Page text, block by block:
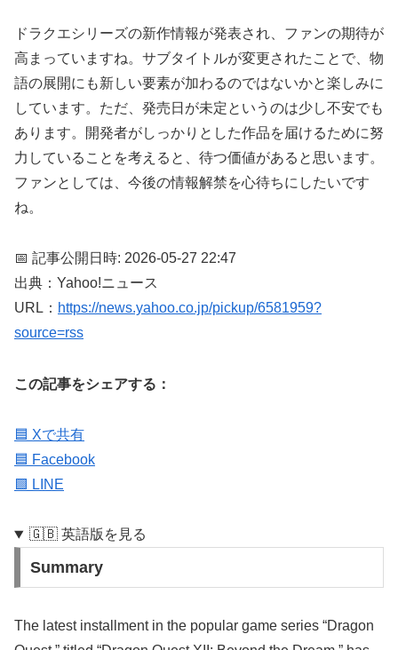
ドラクエシリーズの新作情報が発表され、ファンの期待が
高まっていますね。サブタイトルが変更されたことで、物
語の展開にも新しい要素が加わるのではないかと楽しみに
しています。ただ、発売日が未定というのは少し不安でも
あります。開発者がしっかりとした作品を届けるために努
力していることを考えると、待つ価値があると思います。
ファンとしては、今後の情報解禁を心待ちにしたいです
ね。
📅 記事公開日時: 2026-05-27 22:47
出典：Yahoo!ニュース
URL： https://news.yahoo.co.jp/pickup/6581959?
source=rss
この記事をシェアする：
🟦 Xで共有
🟦 Facebook
🟩 LINE
🇬🇧 英語版を見る
Summary
The latest installment in the popular game series “Dragon